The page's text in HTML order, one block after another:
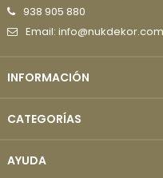
938 905 880
Email: info@nukdekor.com
INFORMACIÓN
CATEGORÍAS
AYUDA